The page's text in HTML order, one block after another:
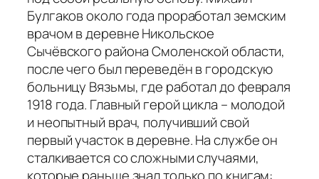
Булгаков около года проработал земским
врачом в деревне Никольское
Сычёвского района Смоленской области,
после чего был переведён в городскую
больницу Вязьмы, где работал до февраля
1918 года. Главный герой цикла – молодой
и неопытный врач, получивший свой
первый участок в деревне. На службе он
сталкивается со сложными случаями,